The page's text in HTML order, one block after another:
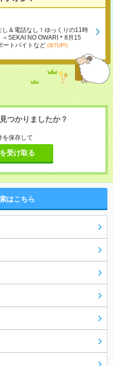
し＆電話なし！ゆっくりの11時
SEKAI NO OWARI＊8月15
ートバイトなど (8/7UP!)
つかりましたか？
を保存して
受け取る
はこちら